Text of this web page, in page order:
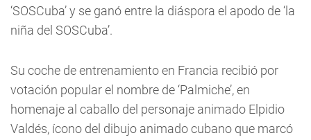
‘SOSCuba’ y se ganó entre la diáspora el apodo de ‘la
niña del SOSCuba’.
Su coche de entrenamiento en Francia recibió por
votación popular el nombre de ‘Palmiche’, en
homenaje al caballo del personaje animado Elpidio
Valdés, ícono del dibujo animado cubano que marcó